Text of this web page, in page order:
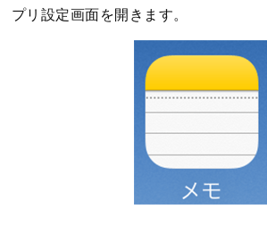
プリ設定画面を開きます。